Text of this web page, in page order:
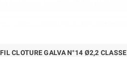
FIL CLOTURE GALVA N°14 Ø2,2 CLASSE